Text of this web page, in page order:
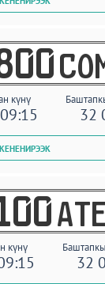
күнү
32
күнү
32